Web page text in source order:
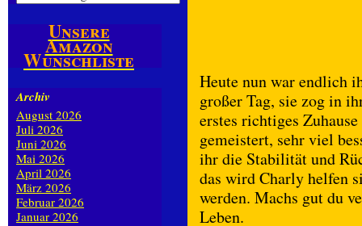
Heute nun war endlich
großer Tag, sie zog in
erstes richtiges
gemeistert, sehr viel
ihr die Stabilität und
das wird Charly helfen
werden. Machs gut du
Leben.
Unsere
Amazon
Wunschliste
Archiv
August 2026
Juli 2026
Juni 2026
Mai 2026
April 2026
März 2026
Februar 2026
Januar 2026